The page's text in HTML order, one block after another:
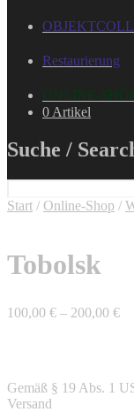
Restaurierung
ONLINE-
0 Artikel
Suche /
Start / Online-Shop /
Tobolsk
100,00 € – 200,00 €
Gemäß § 19 Abs. 1
Versand